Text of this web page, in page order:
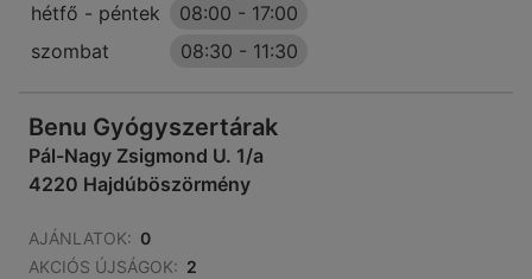
hétfő - péntek
08:00 - 17:00
szombat
08:30 - 11:30
Benu Gyógyszertárak
Pál-Nagy Zsigmond U. 1/a
4220 Hajdúböszörmény
AJÁNLATOK: 0
AKCIÓS ÚJSÁGOK: 2